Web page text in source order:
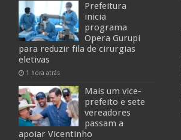
Prefeitura
inicia
programa
Opera Gurupi
para reduzir fila de cirurgias
eletivas
1 hora atrás
Mais um vice-
prefeito e sete
vereadores
passam a
apoiar Vicentinho